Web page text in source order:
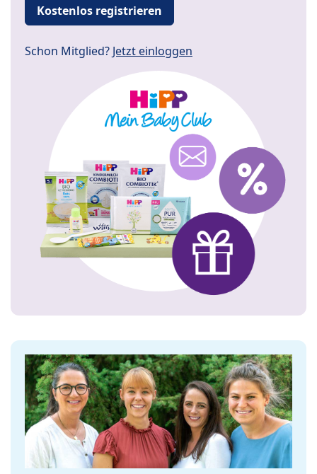
Kostenlos registrieren
Schon Mitglied? Jetzt einloggen